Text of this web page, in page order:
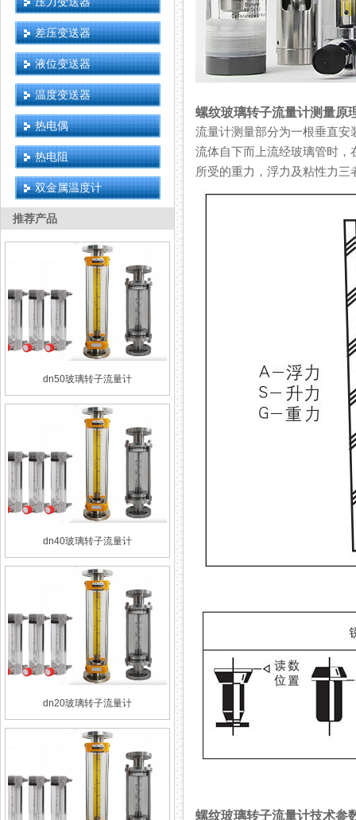
差压变送器
液位变送器
温度变送器
热电偶
热电阻
双金属温度计
推荐产品
dn50玻璃转子流量计
dn40玻璃转子流量计
dn20玻璃转子流量计
螺纹玻璃转子流量计测量原
流量计测量部分为一根垂直安
流体自下而上流经玻璃管时，
所受的重力，浮力及粘性力三者
螺纹玻璃转子流量计技术参